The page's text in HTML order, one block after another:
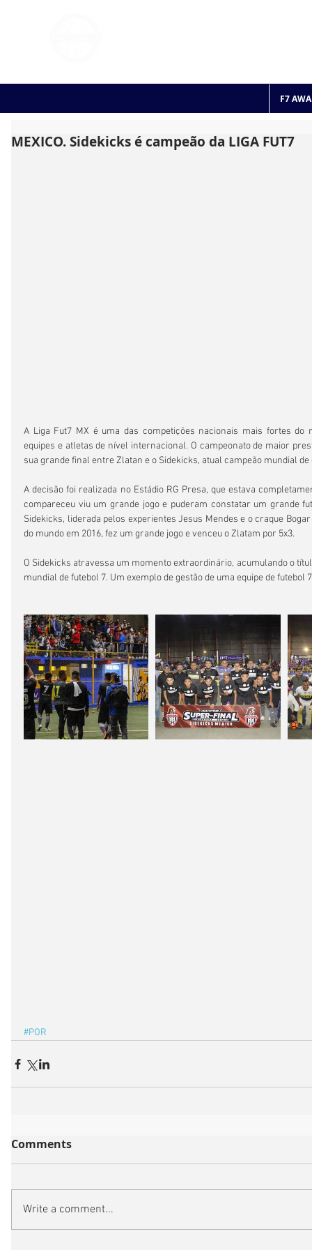
F7
MEXICO. Sidekicks é campeão da LIGA FUT7
A Liga Fut7 MX é uma das competições nacionais mais fortes do
equipes e atletas de nível internacional. O campeonato de maior
sua grande final entre Zlatan e o Sidekicks, atual campeão mundial de
A decisão foi realizada no Estádio RG Presa, que estava
compareceu viu um grande jogo e puderam constatar um grande
Sidekicks, liderada pelos experientes Jesus Mendes e o craque
do mundo em 2016, fez um grande jogo e venceu o Zlatam por 5x3.
O Sidekicks atravessa um momento extraordinário, acumulando o
mundial de futebol 7. Um exemplo de gestão de uma equipe de futebol
#POR
Comments
Write a comment...